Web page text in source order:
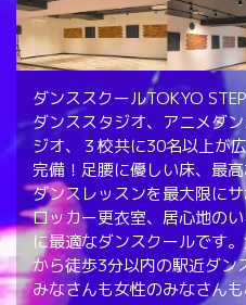
ダンススクールTOKYO
ダンススタジオ、アニメダ
ジオ、３校共に30名以上が
完備！足腰に優しい床、最
ダンスレッスンを最大限に
ロッカー更衣室、居心地の
に最適なダンスクールです
から徒歩3分以内の駅近ダン
みなさんも女性のみなさん